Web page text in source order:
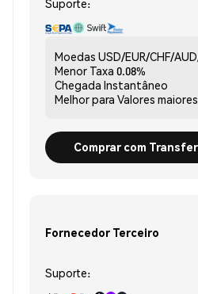
Suporte:
Moedas USD/EUR/CHF/
Menor Taxa 0.08%
Chegada Instantâneo
Melhor para Valores maiores
Comprar com
Fornecedor Terceiro
Suporte: